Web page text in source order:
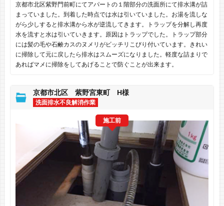
京都市北区紫野門前町にてアパートの１階部分の洗面所にて排水溝が詰
まっていました。到着した時点では水は引いていました。お湯を流しな
がら少しすると排水溝から水が逆流してきます。トラップを分解し再度
水を流すと水は引いていきます。原因はトラップでした。トラップ部分
には髪の毛や石鹸カスのヌメリがビッチリこびり付いています。きれい
に掃除して元に戻したら排水はスムーズになりました。軽度な詰まりで
あればマメに掃除をしてあげることで防ぐことが出来ます。
京都市北区 紫野宮東町 H様
洗面排水不良解消作業
施工前